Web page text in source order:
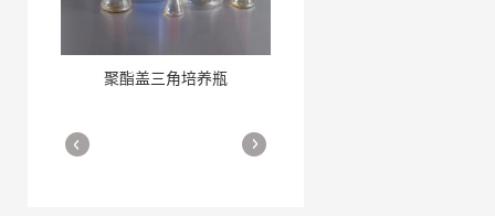
聚酯盖三角培养瓶